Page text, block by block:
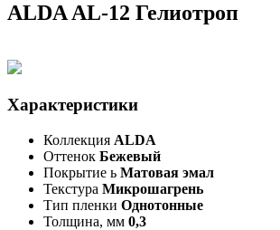
ALDA AL-12 Гелиотроп
Характеристики
Коллекция ALDA
Оттенок Бежевый
Покрытие ь Матовая эмал
Текстура Микрошагрень
Тип пленки Однотонные
Толщина, мм 0,3